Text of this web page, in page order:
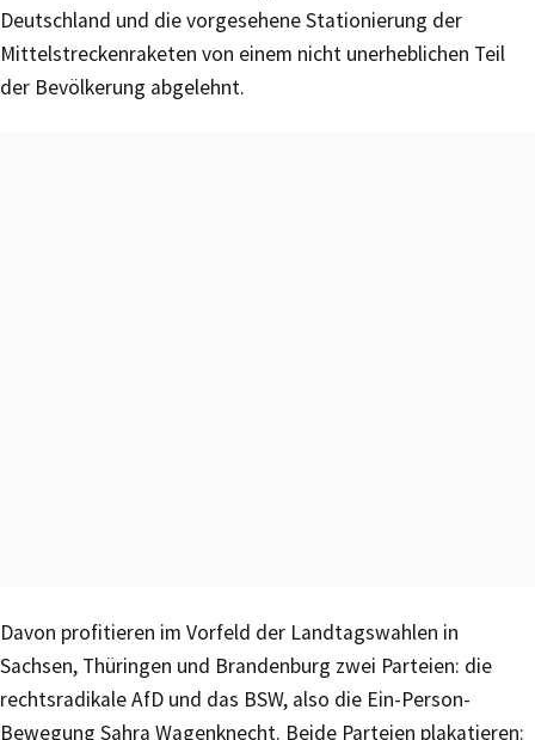
Deutschland und die vorgesehene Stationierung der
Mittelstreckenraketen von einem nicht unerheblichen Teil
der Bevölkerung abgelehnt.
Davon profitieren im Vorfeld der Landtagswahlen in
Sachsen, Thüringen und Brandenburg zwei Parteien: die
rechtsradikale AfD und das BSW, also die Ein-Person-
Bewegung Sahra Wagenknecht. Beide Parteien plakatieren: